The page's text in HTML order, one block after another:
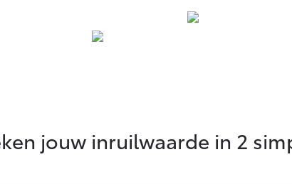
jouw inruilwaarde in 2